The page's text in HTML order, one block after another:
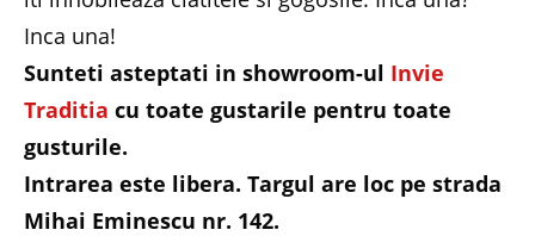
Inca una!
Sunteti asteptati in showroom-ul Invie
Traditia cu toate gustarile pentru toate
gusturile.
Intrarea este libera. Targul are loc pe strada
Mihai Eminescu nr. 142.